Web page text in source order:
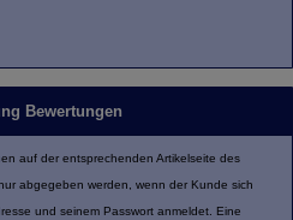
Bewertungen
auf der entsprechenden Artikelseite des
abgegeben werden, wenn der Kunde sich
und seinem Passwort anmeldet. Eine